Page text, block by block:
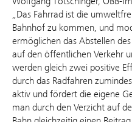
„Das Fahrrad ist die
Bahnhof zu kommen, und
ermöglichen das Abstellen
auf den öffentlichen Verkehr
werden gleich zwei positive
durch das Radfahren
aktiv und fördert die eigene
man durch den Verzicht auf